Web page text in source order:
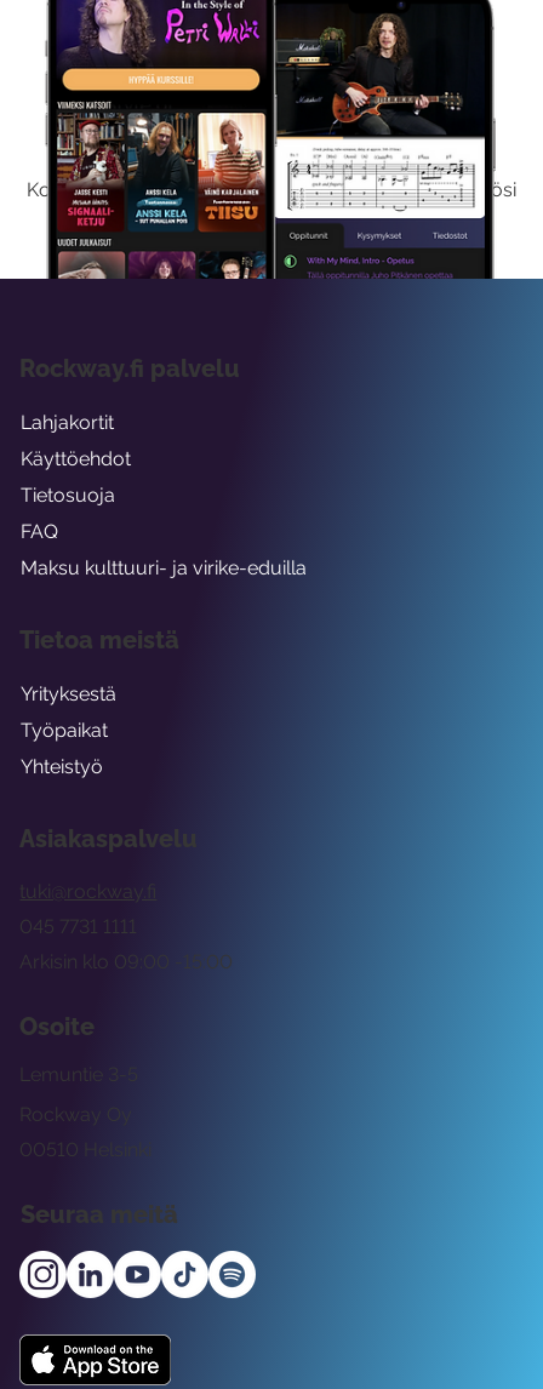
Kokeile Ilmaiseksi
Kokeilemalla ilmaiseksi saat koko sisältömme käyttöösi
viikon ajaksi.
Asiakaspalvelu
tuki@rockway.fi
Arkisin klo 09:00 -15:00
045 7731 1111
Osoite
Rockway Oy
Lemuntie 3-5
00510 Helsinki
Seuraa meitä
Rockway.fi palvelu
Lahjakortit
Käyttöehdot
Tietosuoja
FAQ
Maksu kulttuuri- ja virike-eduilla
Tietoa meistä
Yrityksestä
Työpaikat
Yhteistyö